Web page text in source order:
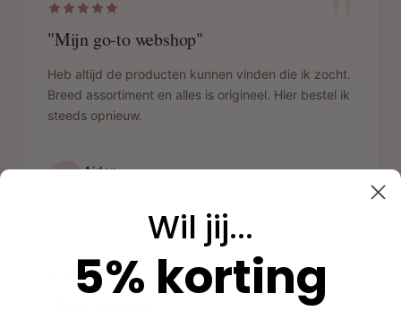
"Mijn go-to webshop"
Heb altijd de producten kunnen vinden die ik zocht.
Breed assortiment en alles is origineel. Hier bestel ik
steeds opnieuw.
Aidan
Wil jij...
5% korting